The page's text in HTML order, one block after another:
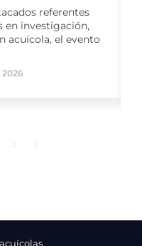
referentes
en investigación,
acuícola, el evento